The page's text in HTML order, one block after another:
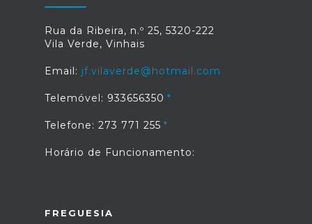
Rua da Ribeira, n.º 25, 5320-222
Vila Verde, Vinhais
Email: jf.vilaverde@hotmail.com
Telemóvel: 933656350
Telefone: 273 771 255
Horário de Funcionamento:
FREGUESIA